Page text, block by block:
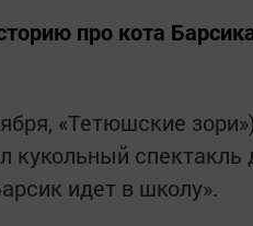
про кота
«Тетюшские
кукольный
идет в школу».